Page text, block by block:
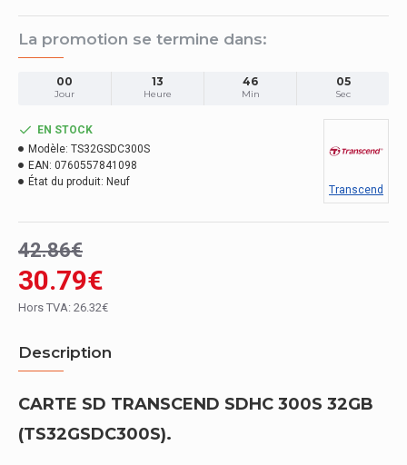
La promotion se termine dans:
00
Jour
13
Heure
46
Min
04
Sec
30.79€
42.86€
Hors TVA: 26.32€
EN STOCK
Modèle: TS32GSDC300S
EAN: 0760557841098
État du produit: Neuf
Transcend
Description
CARTE SD TRANSCEND SDHC 300S 32GB
(TS32GSDC300S).